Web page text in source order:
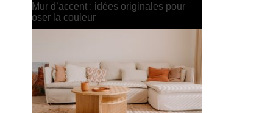
Peinture : 7 associations de couleurs
qui fonctionnent à tous les coups